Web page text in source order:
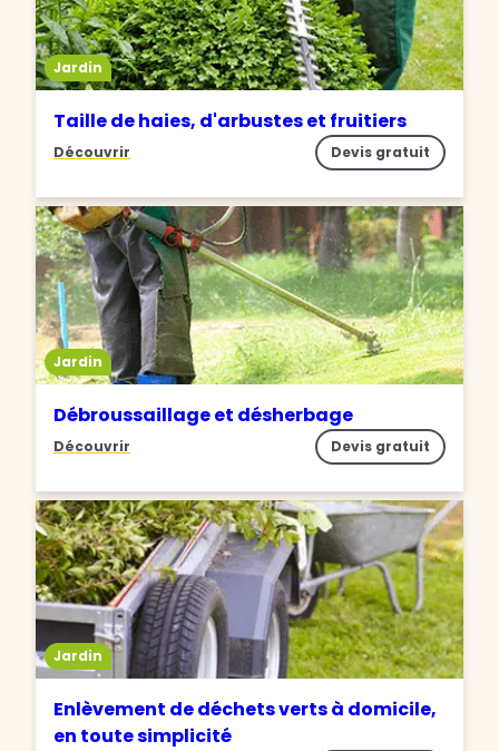
Jardin
Taille de haies, d'arbustes et fruitiers
Découvrir Devis gratuit
Jardin
Débroussaillage et désherbage
Découvrir Devis gratuit
Jardin
Enlèvement de déchets verts à domicile,
en toute simplicité